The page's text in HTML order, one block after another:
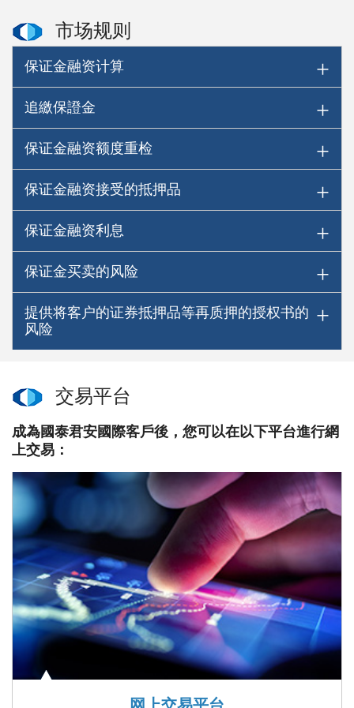
市场规则
保证金融资计算
追繳保證金
保证金融资额度重检
保证金融资接受的抵押品
保证金融资利息
保证金买卖的风险
提供将客户的证券抵押品等再质押的授权书的
风险
交易平台
成為國泰君安國際客戶後，您可以在以下平台進行網
上交易：